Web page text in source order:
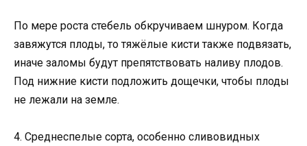
По мере роста стебель обкручиваем шнуром. Когда
завяжутся плоды, то тяжёлые кисти также подвязать,
иначе заломы будут препятствовать наливу плодов.
Под нижние кисти подложить дощечки, чтобы плоды
не лежали на земле.
4. Среднеспелые сорта, особенно сливовидных